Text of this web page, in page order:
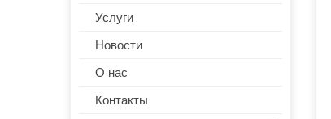
Услуги
Новости
О нас
Контакты